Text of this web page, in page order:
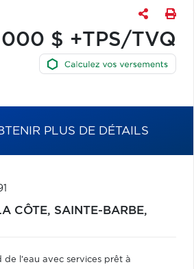
$ +TPS/TVQ
PLUS DE DÉTAILS
CÔTE, SAINTE-BARBE,
de l'eau avec services prêt à